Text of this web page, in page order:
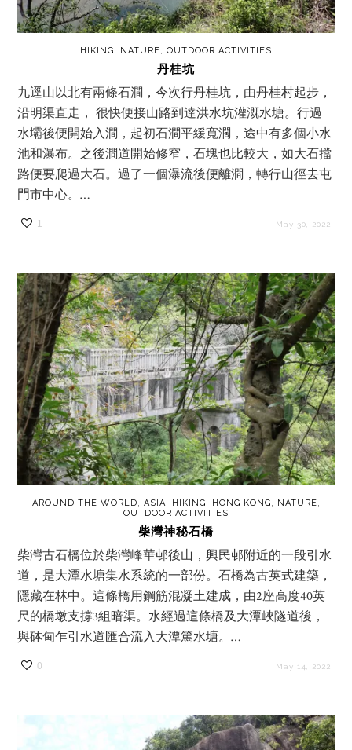
HIKING, NATURE, OUTDOOR ACTIVITIES
丹桂坑
九逕山以北有兩條石澗，今次行丹桂坑，由丹桂村起步，
沿明渠直走， 很快便接山路到達洪水坑灌溉水塘。行過
水壩後便開始入澗，起初石澗平緩寬濶，途中有多個小水
池和瀑布。之後澗道開始修窄，石塊也比較大，如大石擋
路便要爬過大石。過了一個瀑流後便離澗，轉行山徑去屯
門市中心。…
1 May 30, 2022
AROUND THE WORLD ASIA HIKING HONG KONG NATURE
OUTDOOR ACTIVITIES
柴灣神秘石橋
柴灣古石橋位於柴灣峰華邨後山，興民邨附近的一段引水
道，是大潭水塘集水系統的一部份。石橋為古英式建築，
隱藏在林中。這條橋用鋼筋混凝土建成，由2座高度40英
尺的橋墩支撐3組暗渠。水經過這條橋及大潭峽隧道後，
與砵甸乍引水道匯合流入大潭篤水塘。…
0 May 14, 2022